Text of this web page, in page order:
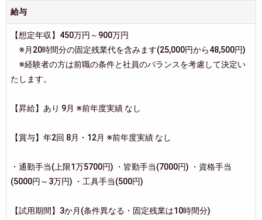
給与
【想定年収】450万円～900万円
※月20時間分の固定残業代を含みます(25,000円から48,500円)
※経験者の方は前職の条件と社員のバランスを考慮して決定い
たします。
【昇給】あり 9月 ※前年度実績 なし
【賞与】年2回 8月・12月 ※前年度実績 なし
・通勤手当(上限1万5700円) ・皆勤手当(7000円) ・資格手当
(5000円～3万円) ・工具手当(500円)
【試用期間】3か月(条件異なる・固定残業は10時間分)